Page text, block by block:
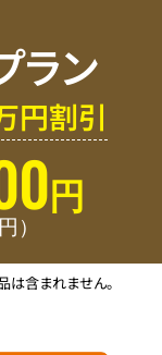
ラン
円割引
円
円 ）
含まれません。